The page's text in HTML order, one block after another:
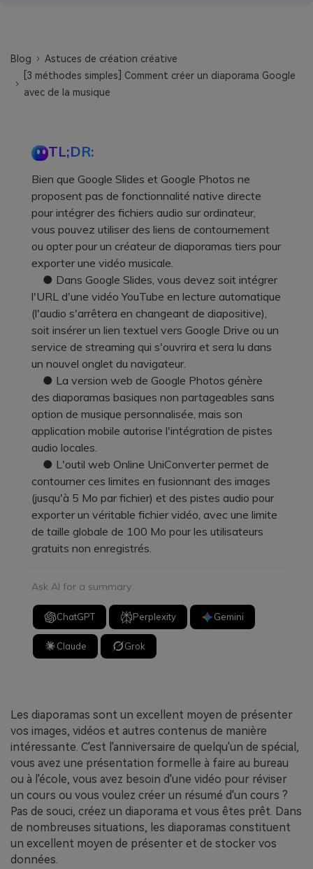
Blog
Astuces de création créative
[3 méthodes simples] Comment créer un diaporama Google
avec de la musique
TL;DR:
Bien que Google Slides et Google Photos ne
proposent pas de fonctionnalité native directe
pour intégrer des fichiers audio sur ordinateur,
vous pouvez utiliser des liens de contournement
ou opter pour un créateur de diaporamas tiers pour
exporter une vidéo musicale.
● Dans Google Slides, vous devez soit intégrer
l'URL d'une vidéo YouTube en lecture automatique
(l'audio s'arrêtera en changeant de diapositive),
soit insérer un lien textuel vers Google Drive ou un
service de streaming qui s'ouvrira et sera lu dans
un nouvel onglet du navigateur.
● La version web de Google Photos génère
des diaporamas basiques non partageables sans
option de musique personnalisée, mais son
application mobile autorise l'intégration de pistes
audio locales.
● L'outil web Online UniConverter permet de
contourner ces limites en fusionnant des images
(jusqu'à 5 Mo par fichier) et des pistes audio pour
exporter un véritable fichier vidéo, avec une limite
de taille globale de 100 Mo pour les utilisateurs
gratuits non enregistrés.
Ask AI for a summary
ChatGPT Perplexity Gemini
Claude Grok
Les diaporamas sont un excellent moyen de présenter
vos images, vidéos et autres contenus de manière
intéressante. C'est l'anniversaire de quelqu'un de spécial,
vous avez une présentation formelle à faire au bureau
ou à l'école, vous avez besoin d'une vidéo pour réviser
un cours ou vous voulez créer un résumé d'un cours ?
Pas de souci, créez un diaporama et vous êtes prêt. Dans
de nombreuses situations, les diaporamas constituent
un excellent moyen de présenter et de stocker vos
données.